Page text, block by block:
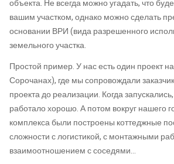
объекта. Не всегда можно угадать, что
вашим участком, однако можно сделать
основании ВРИ (вида разрешенного
земельного участка.
Простой пример. У нас есть один проект
Сорочанах), где мы сопровождали
проекта до реализации. Когда
работало хорошо. А потом вокруг нашего
комплекса были построены коттеджные
сложности с логистикой, с монтажными
взаимоотношением с соседями…